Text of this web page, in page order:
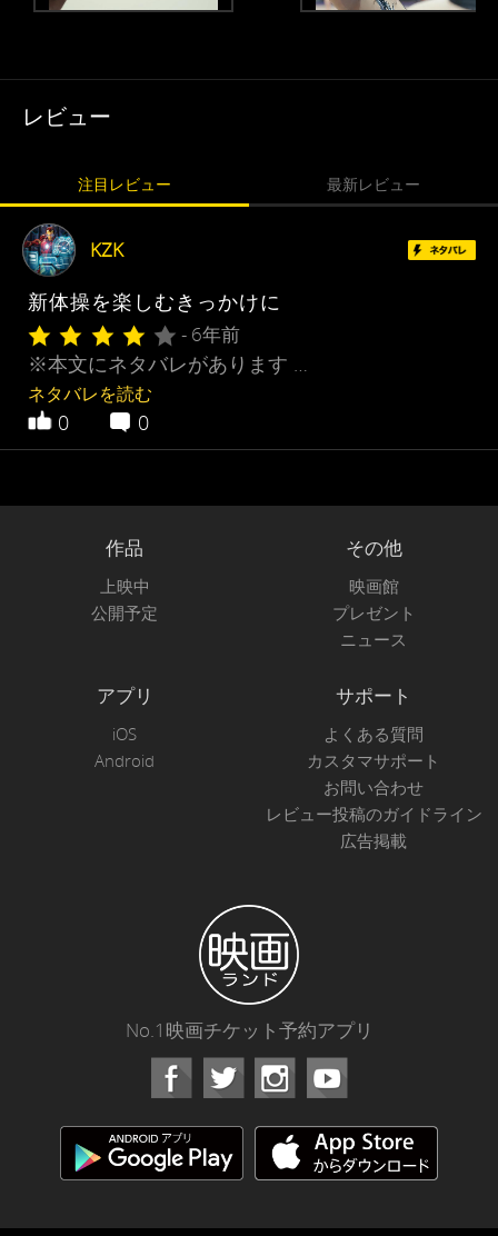
レビュー
注目レビュー 最新レビュー
KZK
新体操を楽しむきっかけに
- 6年前
※本文にネタバレがあります …
ネタバレを読む
0 0
作品
上映中
公開予定
その他
映画館
プレゼント
ニュース
アプリ
iOS
Android
サポート
よくある質問
カスタマサポート
お問い合わせ
レビュー投稿のガイドライン
広告掲載
No.1映画チケット予約アプリ
Facebook Instagram